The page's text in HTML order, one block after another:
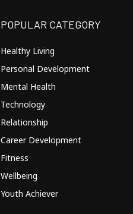
POPULAR CATEGORY
Healthy Living
Personal Development
Mental Health
Technology
Relationship
Career Development
Fitness
Wellbeing
Youth Achiever